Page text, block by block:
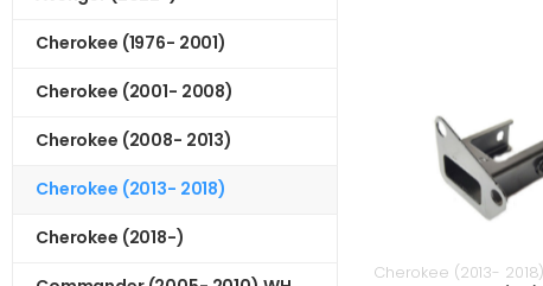
Cherokee (1976- 2001)
Cherokee (2001- 2008)
Cherokee (2008- 2013)
Cherokee (2013- 2018)
Cherokee (2018-)
Cherokee (2013- 2018)